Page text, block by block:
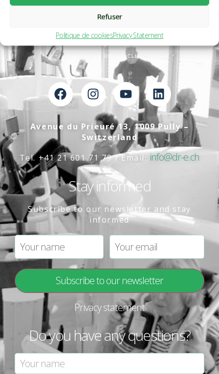
Refuser
Politique de cookiesPrivacy Statement
Avenue du Prieuré 13, 1009 Pully –
Switzerland
Tel. +41 21 601 71 79 / Email: info@dr-e.ch
Stay informed
Subscribe to our newsletter and stay
informed
Privacy statement
Do you have any questions?